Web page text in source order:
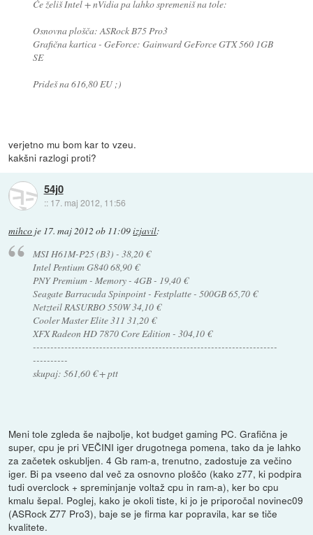
Če želiš Intel + nVidia pa lahko spremeniš na tole:
Osnovna plošča: ASRock B75 Pro3
Grafična kartica - GeForce: Gainward GeForce GTX 560 1GB
SE
Prideš na 616,80 EU ;)
verjetno mu bom kar to vzeu.
kakšni razlogi proti?
54j0
:: 17. maj 2012, 11:56
mihco je 17. maj 2012 ob 11:09izjavil:
MSI H61M-P25 (B3) - 38,20 €
Intel Pentium G840 68,90 €
PNY Premium - Memory - 4GB - 19,40 €
Seagate Barracuda Spinpoint - Festplatte - 500GB 65,70 €
Netzteil RASURBO 550W 34,10 €
Cooler Master Elite 311 31,20 €
XFX Radeon HD 7870 Core Edition - 304,10 €
----------------------------------------------------------------------
----------
skupaj: 561,60 € + ptt
Meni tole zgleda še najbolje, kot budget gaming PC. Grafična je
super, cpu je pri VEČINI iger drugotnega pomena, tako da je lahko
za začetek oskubljen. 4 Gb ram-a, trenutno, zadostuje za večino
iger. Bi pa vseeno dal več za osnovno ploščo (kako z77, ki podpira
tudi overclock + spreminjanje voltaž cpu in ram-a), ker bo cpu
kmalu šepal. Poglej, kako je okoli tiste, ki jo je priporočal novinec09
(ASRock Z77 Pro3), baje se je firma kar popravila, kar se tiče
kvalitete.